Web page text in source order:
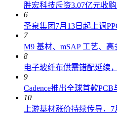
胜宏科技斥资3.07亿元收
6
圣泉集团7月13日起上调
7
M9 基材、mSAP 工艺、
8
电子玻纤布供需错配延续
9
Cadence推出全球首款
10
上游基材涨价持续传导，